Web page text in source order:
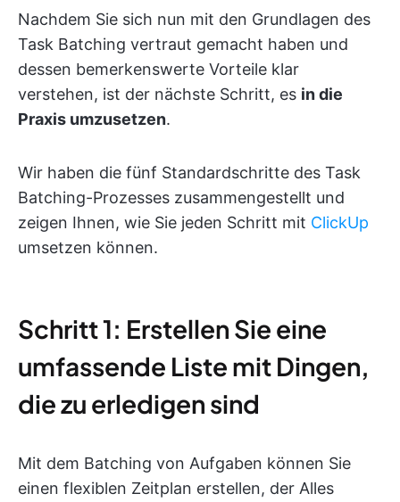
Nachdem Sie sich nun mit den Grundlagen des
Task Batching vertraut gemacht haben und
dessen bemerkenswerte Vorteile klar
verstehen, ist der nächste Schritt, es in die
Praxis umzusetzen.
Wir haben die fünf Standardschritte des Task
Batching-Prozesses zusammengestellt und
zeigen Ihnen, wie Sie jeden Schritt mit ClickUp
umsetzen können.
Schritt 1: Erstellen Sie eine
umfassende Liste mit Dingen,
die zu erledigen sind
Mit dem Batching von Aufgaben können Sie
einen flexiblen Zeitplan erstellen, der Alles